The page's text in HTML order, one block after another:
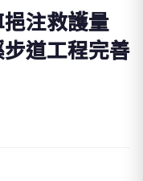
注救護量
道工程完善